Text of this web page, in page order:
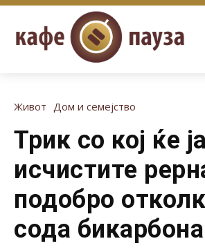
Живот Дом и семејство
Трик со кој ќе ја
исчистите
подобро
сода